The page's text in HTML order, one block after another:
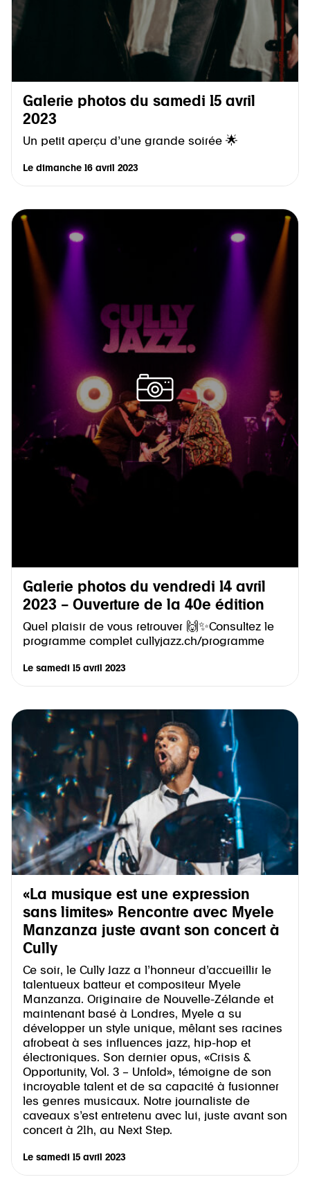
Galerie photos du samedi 15 avril
2023
Un petit aperçu d’une grande soirée 🌟
Le dimanche 16 avril 2023
Galerie photos du vendredi 14 avril
2023 – Ouverture de la 40e édition
Quel plaisir de vous retrouver 🙌✨Consultez le
programme complet cullyjazz.ch/programme
Le samedi 15 avril 2023
«La musique est une expression
sans limites» Rencontre avec Myele
Manzanza juste avant son concert à
Cully
Ce soir, le Cully Jazz a l’honneur d’accueillir le
talentueux batteur et compositeur Myele
Manzanza. Originaire de Nouvelle-Zélande et
maintenant basé à Londres, Myele a su
développer un style unique, mêlant ses racines
afrobeat à ses influences jazz, hip-hop et
électroniques. Son dernier opus, «Crisis &
Opportunity, Vol. 3 – Unfold», témoigne de son
incroyable talent et de sa capacité à fusionner
les genres musicaux. Notre journaliste de
caveaux s’est entretenu avec lui, juste avant son
concert à 21h, au Next Step.
Le samedi 15 avril 2023